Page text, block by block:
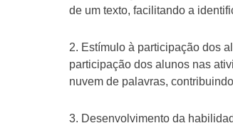
de um texto, facilitando a
2. Estímulo à participação dos
participação dos alunos nas
nuvem de palavras,
3. Desenvolvimento da